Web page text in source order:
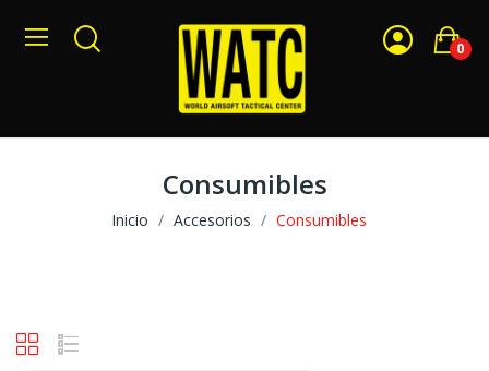
0
Consumibles
Inicio Accesorios Consumibles